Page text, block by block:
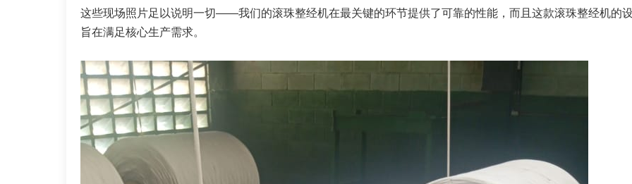
这些现场照片足以说明一切——我们的滚珠整经机在最关键的环节提供了可靠的性能，而且这款滚珠整经机的
旨在满足核心生产需求。